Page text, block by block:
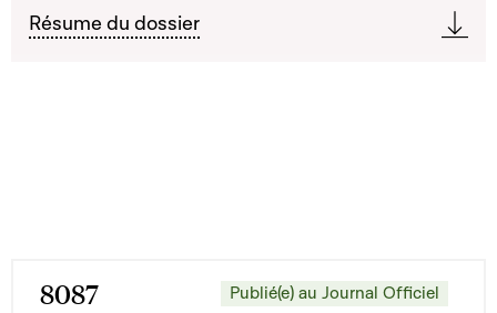
Résume du dossier
8087
Publié(e) au Journal Officiel